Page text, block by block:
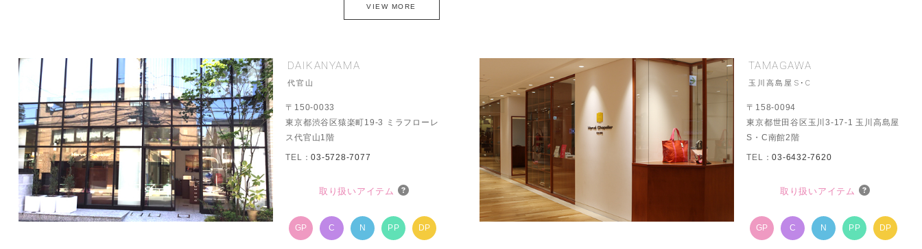
VIEW MORE
DAIKANYAMA
代官山
〒150-0033
東京都渋谷区猿楽町19-3 ミラフローレ
ス代官山1階
TEL：03-5728-7077
取り扱いアイテム
GP C N PP DP
TAMAGAWA
玉川高島屋S･C
〒158-0094
東京都世田谷区玉川3-17-1 玉川高島屋
S・C南館2階
TEL：03-6432-7620
取り扱いアイテム
GP C N PP DP